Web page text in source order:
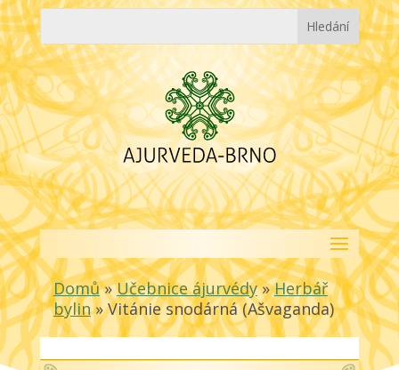
Domů»Učebnice ájurvédy»Herbář
bylin»Vitánie snodárná (Ašvaganda)